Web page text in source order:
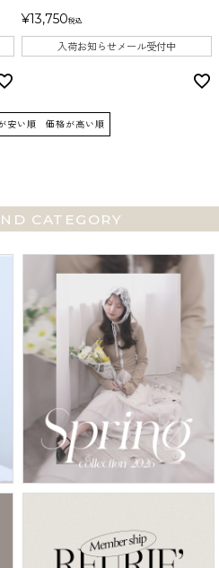
¥13,750税込
入荷お知らせメール受付中
安い順 価格が高い順
CATEGORY